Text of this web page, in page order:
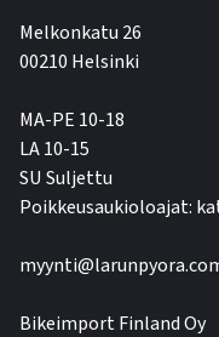
Melkonkatu 26
00210 Helsinki
MA-PE 10-18
LA 10-15
SU Suljettu
Poikkeusaukioloajat:
Bikeimport Finland Oy